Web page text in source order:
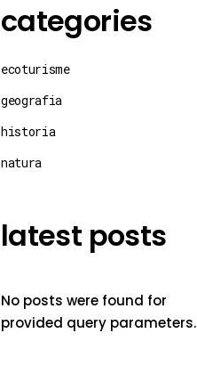
categories
ecoturisme
geografia
historia
natura
latest posts
No posts were found for
provided query parameters.